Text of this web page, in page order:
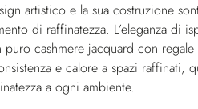
artistico e la sua costruzione
di raffinatezza. L’eleganza di
puro cashmere jacquard con
e calore a spazi raffinati,
a ogni ambiente.